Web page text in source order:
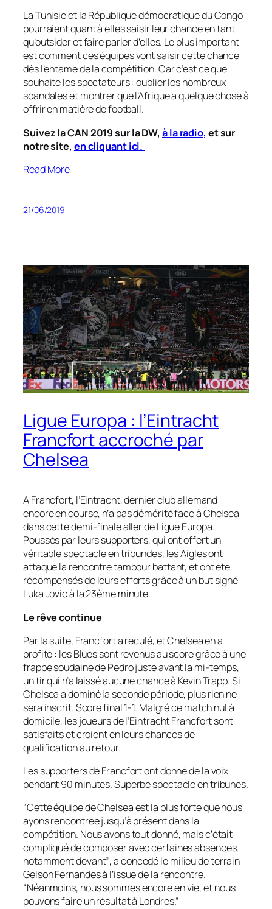
La Tunisie et la République démocratique du Congo
pourraient quant à elles saisir leur chance en tant
qu’outsider et faire parler d’elles. Le plus important
est comment ces équipes vont saisir cette chance
dès l’entame de la compétition. Car c’est ce que
souhaite les spectateurs : oublier les nombreux
scandales et montrer que l’Afrique a quelque chose à
offrir en matière de football.
Suivez la CAN 2019 sur la DW, à la radio, et sur
notre site, en cliquant ici.
Read More
21/06/2019
Ligue Europa : l’Eintracht
Francfort accroché par
Chelsea
A Francfort, l’Eintracht, dernier club allemand
encore en course, n’a pas démérité face à Chelsea
dans cette demi-finale aller de Ligue Europa.
Poussés par leurs supporters, qui ont offert un
véritable spectacle en tribundes, les Aigles ont
attaqué la rencontre tambour battant, et ont été
récompensés de leurs efforts grâce à un but signé
Luka Jovic à la 23ème minute.
Le rêve continue
Par la suite, Francfort a reculé, et Chelsea en a
profité : lesBluessont revenus au score grâce à une
frappe soudaine de Pedro juste avant la mi-temps,
un tir qui n’a laissé aucune chance à Kevin Trapp. Si
Chelsea a dominé la seconde période, plus rien ne
sera inscrit. Score final 1-1. Malgré ce match nul à
domicile, les joueurs de l’Eintracht Francfort sont
satisfaits et croient en leurs chances de
qualification au retour.
Les supporters de Francfort ont donné de la voix
pendant 90 minutes. Superbe spectacle en tribunes.
“Cette équipe de Chelsea est la plus forte que nous
ayons rencontrée jusqu’à présent dans la
compétition. Nous avons tout donné, mais c’était
compliqué de composer avec certaines absences,
notamment devant”, a concédé le milieu de terrain
Gelson Fernandes à l’issue de la rencontre.
“Néanmoins, nous sommes encore en vie, et nous
pouvons faire un résultat à Londres.”